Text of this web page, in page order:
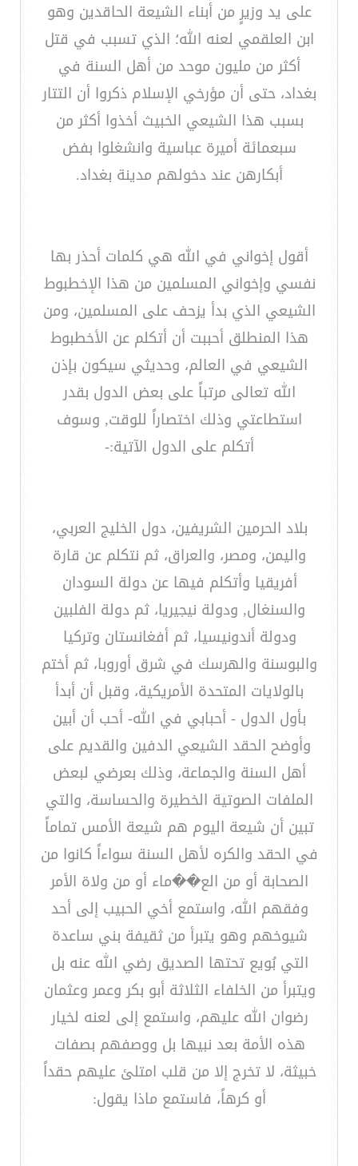
على يد وزيرٍ من أبناء الشيعة الحاقدين وهو
ابن العلقمي لعنه الله؛ الذي تسبب في قتل
أكثر من مليون موحد من أهل السنة في
بغداد، حتى أن مؤرخي الإسلام ذكروا أن التتار
بسبب هذا الشيعي الخبيث أخذوا أكثر من
سبعمائة أميرة عباسية وانشغلوا بفض
أبكارهن عند دخولهم مدينة بغداد.
أقول إخواني في الله هي كلمات أحذر بها
نفسي وإخواني المسلمين من هذا الإخطبوط
الشيعي الذي بدأ يزحف على المسلمين، ومن
هذا المنطلق أحببت أن أتكلم عن الأخطبوط
الشيعي في العالم، وحديثي سيكون بإذن
الله تعالى مرتباً على بعض الدول بقدر
استطاعتي وذلك اختصاراً للوقت, وسوف
أتكلم على الدول الآتية:-
بلاد الحرمين الشريفين، دول الخليج العربي،
واليمن، ومصر، والعراق، ثم نتكلم عن قارة
أفريقيا وأتكلم فيها عن دولة السودان
والسنغال, ودولة نيجيريا، ثم دولة الفلبين
ودولة أندونيسيا، ثم أفغانستان وتركيا
والبوسنة والهرسك في شرق أوروبا، ثم أختم
بالولايات المتحدة الأمريكية، وقبل أن أبدأ
بأول الدول - أحبابي في الله- أحب أن أبين
وأوضح الحقد الشيعي الدفين والقديم على
أهل السنة والجماعة، وذلك بعرضي لبعض
الملفات الصوتية الخطيرة والحساسة، والتي
تبين أن شيعة اليوم هم شيعة الأمس تماماً
في الحقد والكره لأهل السنة سواءاً كانوا من
الصحابة أو من الع��ماء أو من ولاة الأمر
وفقهم الله، واستمع أخي الحبيب إلى أحد
شيوخهم وهو يتبرأ من ثقيفة بني ساعدة
التي بُويع تحتها الصديق رضي الله عنه بل
ويتبرأ من الخلفاء الثلاثة أبو بكر وعمر وعثمان
رضوان الله عليهم، واستمع إلى لعنه لخيار
هذه الأمة بعد نبيها بل ووصفهم بصفات
خبيثة، لا تخرج إلا من قلب امتلئ عليهم حقداً
أو كرهاً، فاستمع ماذا يقول: